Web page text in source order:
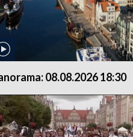
08.08.2026 18:30